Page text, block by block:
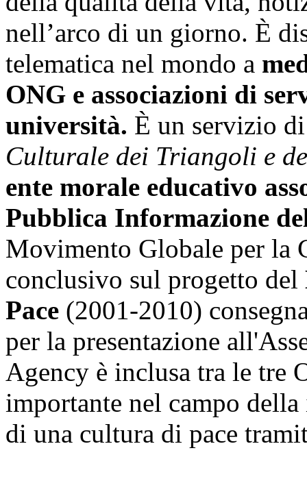
nell’arco di un giorno. È
telematica nel mondo a
ONG e associazioni di
università. È un servizio
Culturale dei Triangoli e
ente morale educativo
Pubblica Informazione
Movimento Globale per la
conclusivo sul progetto del
Pace (2001-2010)
per la presentazione
Agency è inclusa tra le tre
importante nel campo
di una cultura di pace